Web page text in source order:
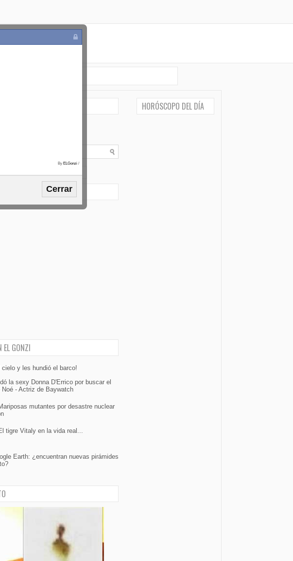
EL GONZI
cielo y les hundió el barco!
la sexy Donna D'Errico por buscar el
Noé - Actriz de Baywatch
mutantes por desastre nuclear
tigre Vitaly en la vida real...
Earth: ¿encuentran nuevas pirámides
By ELGonzi /
Cerrar
HORÓSCOPO DEL DÍA